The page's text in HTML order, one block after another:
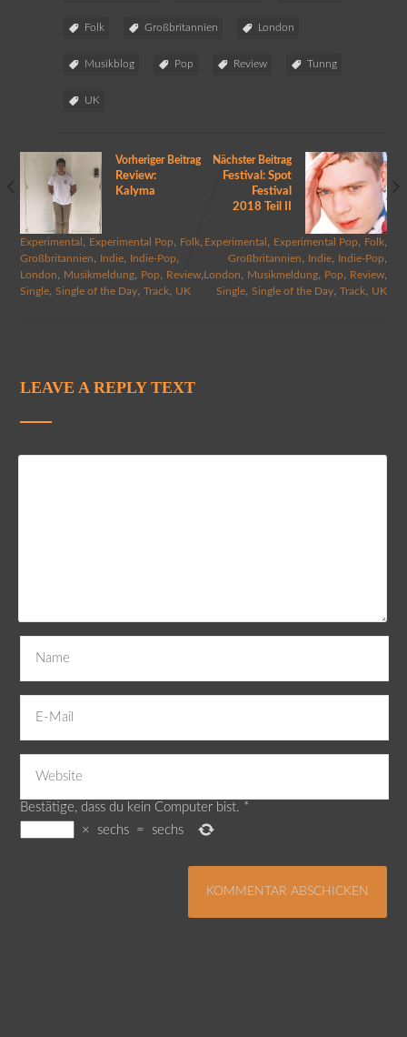
Folk Großbritannien London
Musikblog Pop Review Tunng
UK
Vorheriger Beitrag
Review:
Kalyma
Experimental Experimental Pop Folk,
Großbritannien Indie, Indie-Pop
London Musikmeldung, Pop Review,
Single, Single of the Day, Track, UK
Nächster Beitrag
Festival: Spot
Festival
2018 Teil II
Experimental Experimental Pop Folk
Großbritannien Indie Indie-Pop
London Musikmeldung Pop Review
Single ,Single of the Day ,Track UK
LEAVE A REPLY TEXT
Bestätige, dass du kein Computer bist. *
×
sechs = sechs